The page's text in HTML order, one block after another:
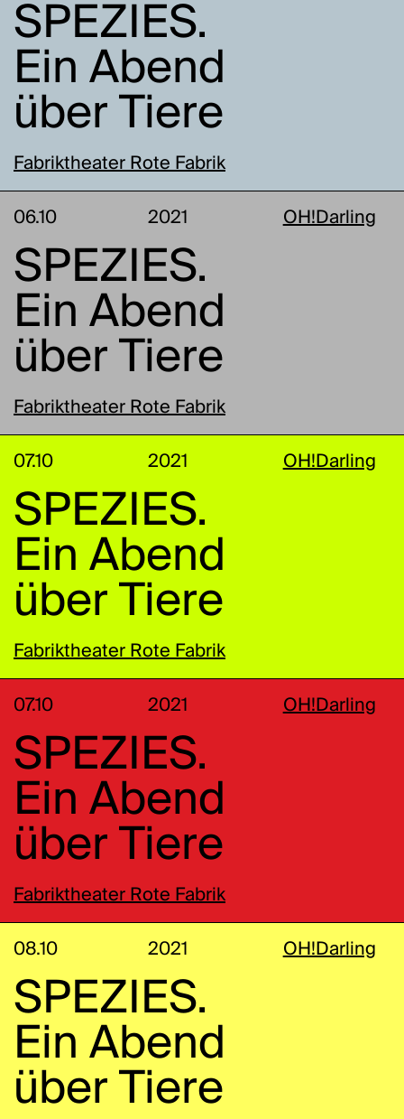
SPEZIES.
Ein Abend
über Tiere
Fabriktheater Rote Fabrik
06.10 2021 OH!Darling
SPEZIES.
Ein Abend
über Tiere
Fabriktheater Rote Fabrik
07.10 2021 OH!Darling
SPEZIES.
Ein Abend
über Tiere
Fabriktheater Rote Fabrik
07.10 2021 OH!Darling
SPEZIES.
Ein Abend
über Tiere
Fabriktheater Rote Fabrik
08.10 2021 OH!Darling
SPEZIES.
Ein Abend
über Tiere